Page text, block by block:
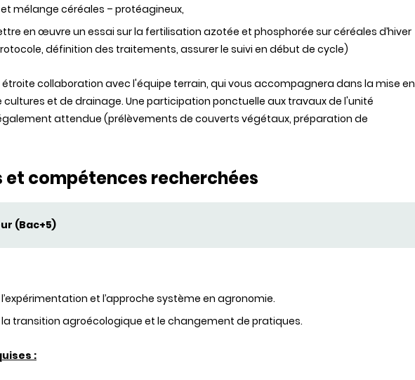
et mélange céréales – protéagineux,
en œuvre un essai sur la fertilisation azotée et phosphorée sur céréales d’hiver
définition des traitements, assurer le suivi en début de cycle)
étroite collaboration avec l'équipe terrain, qui vous accompagnera dans la mise en
et de drainage. Une participation ponctuelle aux travaux de l'unité
attendue (prélèvements de couverts végétaux, préparation de
et compétences recherchées
(Bac+5)
et l’approche système en agronomie.
la transition agroécologique et le changement de pratiques.
: